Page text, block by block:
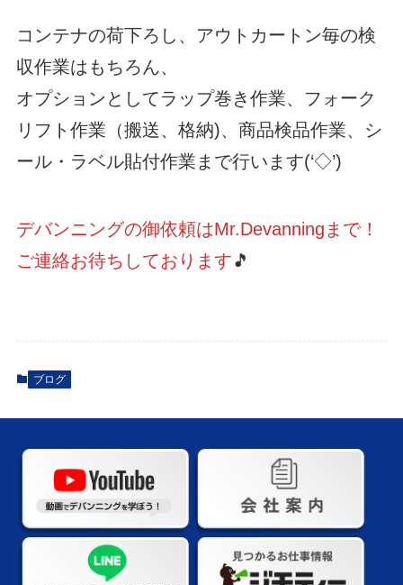
コンテナの荷下ろし、アウトカートン毎の検
収作業はもちろん、
オプションとしてラップ巻き作業、フォーク
リフト作業（搬送、格納)、商品検品作業、シ
ール・ラベル貼付作業まで行います(‘◇’)ゞ
デバンニングの御依頼はMr.Devanningまで！
ご連絡お待ちしております🎵
ブログ